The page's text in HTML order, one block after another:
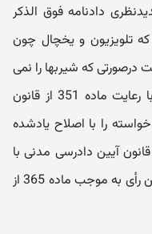
دادنامه فوق الذکر
تلویزیون و یخچال چون
درصورتی که شیربها را نمی
توان از زوجه مسترد نمود لذا دادگاه با رعایت ماده 351 از قانون
را با اصلاح یادشده
به قسمت اخیر ماده 358 از قانون آیین دادرسی مدنی با
رد اعتراض معترضین تأیید می نماید. این رأی به موجب ماده 365 از